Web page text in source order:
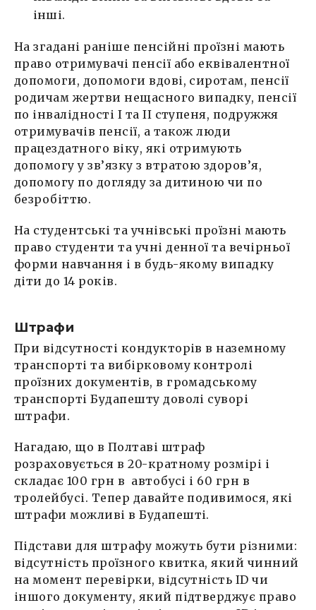
інші.
На згадані раніше пенсійні проїзні мають
право отримувачі пенсії або еквівалентної
допомоги, допомоги вдові, сиротам, пенсії
родичам жертви нещасного випадку, пенсії
по інвалідності І та ІІ ступеня, подружжя
отримувачів пенсії, а також люди
працездатного віку, які отримують
допомогу у зв’язку з втратою здоров’я,
допомогу по догляду за дитиною чи по
безробіттю.
На студентські та учнівські проїзні мають
право студенти та учні денної та вечірньої
форми навчання і в будь-якому випадку
діти до 14 років.
Штрафи
При відсутності кондукторів в наземному
транспорті та вибірковому контролі
проїзних документів, в громадському
транспорті Будапешту доволі суворі
штрафи.
Нагадаю, що в Полтаві штраф
розраховується в 20-кратному розмірі і
складає 100 грн в автобусі і 60 грн в
тролейбусі. Тепер давайте подивимося, які
штрафи можливі в Будапешті.
Підстави для штрафу можуть бути різними:
відсутність проїзного квитка, який чинний
на момент перевірки, відсутність ID чи
іншого документу, який підтверджує право